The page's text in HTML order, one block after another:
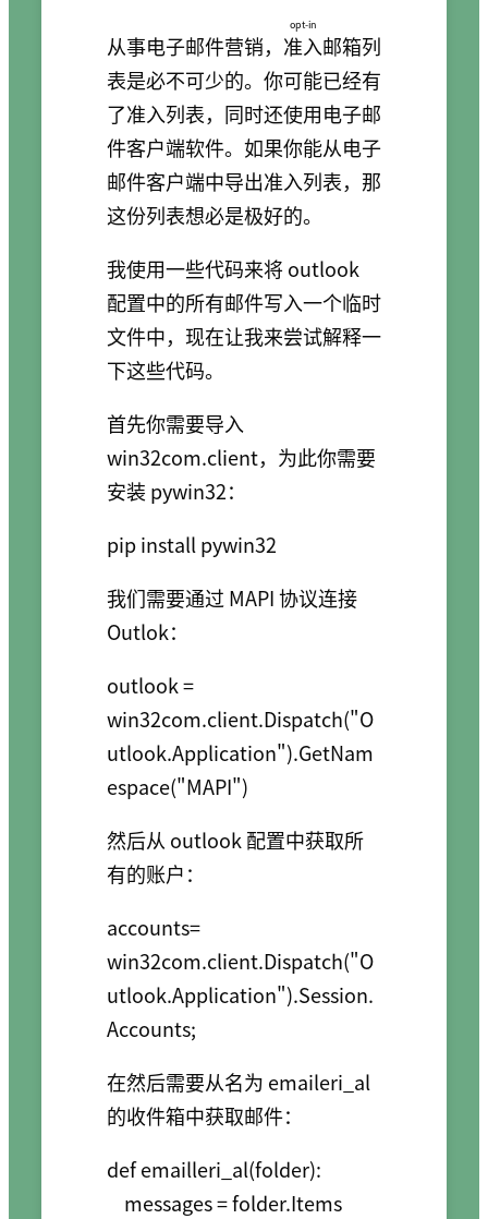
从事电子邮件营销， 准入
opt-in
邮箱列
表是必不可少的。你可能已经有
了准入列表，同时还使用电子邮
件客户端软件。如果你能从电子
邮件客户端中导出准入列表，那
这份列表想必是极好的。
我使用一些代码来将 outlook
配置中的所有邮件写入一个临时
文件中，现在让我来尝试解释一
下这些代码。
首先你需要导入
win32com.client，为此你需要
安装 pywin32：
pip install pywin32
我们需要通过 MAPI 协议连接
Outlok：
outlook =
win32com.client.Dispatch("O
utlook.Application").GetNam
espace("MAPI")
然后从 outlook 配置中获取所
有的账户：
accounts=
win32com.client.Dispatch("O
utlook.Application").Session.
Accounts;
在然后需要从名为 emaileri_al
的收件箱中获取邮件：
def emailleri_al(folder):
    messages = folder.Items